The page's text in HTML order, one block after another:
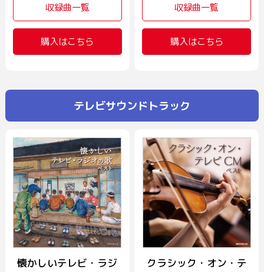
収録曲一覧
購入はこちら
収録曲一覧
購入はこちら
テレビサウンドトラック
懐かしいテレビ・ラジ
クラシック・オン・テ